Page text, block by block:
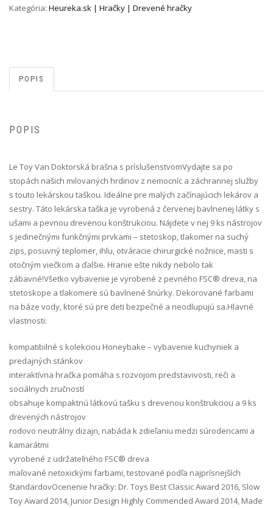
Kategória: Heureka.sk | Hračky | Drevené hračky
POPIS
POPIS
Le Toy Van Doktorská brašna s príslušenstvom Vydajte sa po
stopách našich milovaných hrdinov z nemocníc a záchrannej služby
s touto lekárskou taškou. Ideálne pre malých začínajúcich lekárov a
sestry. Táto lekárska taška je vyrobená z červenej bavlnenej látky s
ušami a pevnou drevenou konštrukciou. Nájdete v nej 9 ks nástrojov
s jedinečnými funkčnými prvkami – stetoskop, tlakomer na suchý
zips, posuvný teplomer, ihlu, otváracie chirurgické nožnice, masti s
otočným viečkom a ďalšie. Hranie ešte nikdy nebolo tak
zábavné!Všetko vybavenie je vyrobené z pevného FSC® dreva, na
stetoskope a tlakomere sú bavlnené šnúrky. Dekorované farbami
na báze vody, ktoré sú pre deti bezpečné a neodlupujú sa.Hlavné
vlastnosti:
kompatibilné s kolekciou Honeybake – vybavenie kuchyniek a
predajných stánkov
interaktívna hračka pomáha s rozvojom predstavivosti, reči a
sociálnych zručností
obsahuje kompaktnú látkovú tašku s drevenou konštrukciou a 9 ks
drevených nástrojov
rodovo neutrálny dizajn, nabáda k zdieľaniu medzi súrodencami a
kamarátmi
vyrobené z udržateľného FSC® dreva
maľované netoxickými farbami, testované podľa najprísnejších
štandardovOcenenie hračky: Dr. Toys Best Classic Award 2016, Slow
Toy Award 2014, Junior Design Highly Commended Award 2014, Made